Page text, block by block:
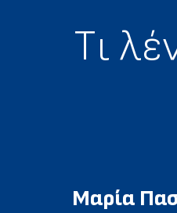
Tι
Μαρία